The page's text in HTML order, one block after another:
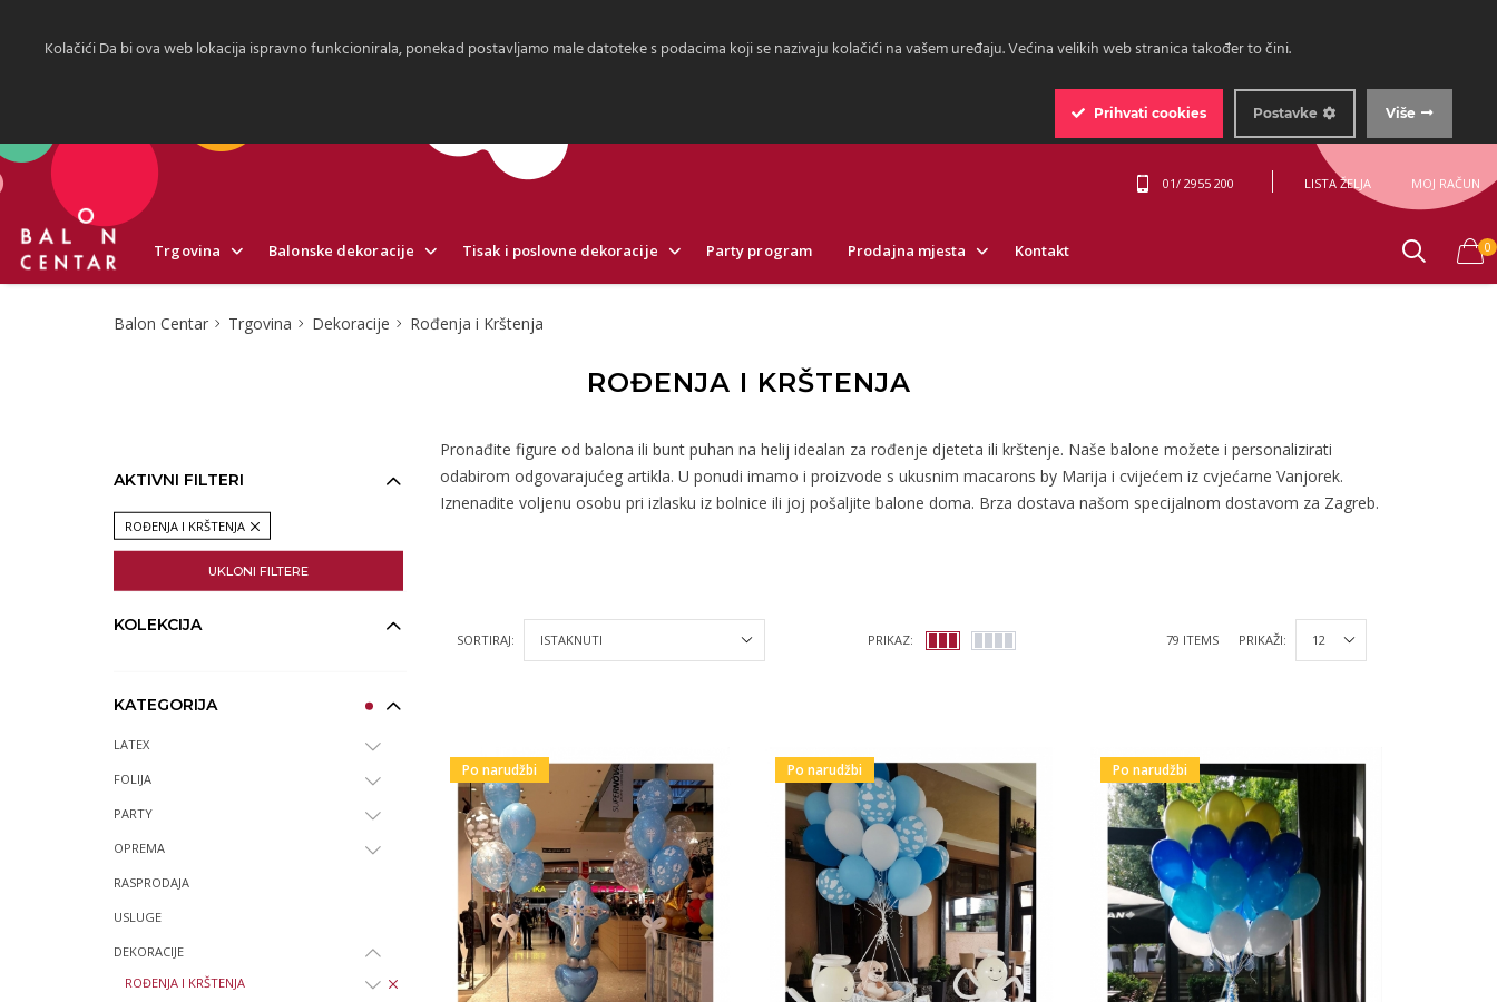
01/ 2955 200 LISTA ŽELJA MOJ RAČUN
Trgovina Balonske dekoracije Tisak i poslovne dekoracije Party program Prodajna mjesta Kontakt 0
Balon Centar Trgovina Dekoracije Rođenja i Krštenja
ROĐENJA I KRŠTENJA
AKTIVNI FILTERI
ROĐENJA I KRŠTENJA
UKLONI FILTERE
KOLEKCIJA
KATEGORIJA
LATEX
FOLIJA
PARTY
OPREMA
RASPRODAJA
USLUGE
DEKORACIJE
ROĐENJA I KRŠTENJA
Pronađite figure od balona ili bunt puhan na helij idealan za rođenje djeteta ili krštenje. Naše balone možete i personalizirati
odabirom odgovarajućeg artikla. U ponudi imamo i proizvode s ukusnim macarons by Marija i cvijećem iz cvjećarne Vanjorek.
Iznenadite voljenu osobu pri izlasku iz bolnice ili joj pošaljite balone doma. Brza dostava našom specijalnom dostavom za Zagreb.
SORTIRAJ: PRIKAZ: 79 ITEMS PRIKAŽI:
Po narudžbi Po narudžbi Po narudžbi
Kolačići Da bi ova web lokacija ispravno funkcionirala, ponekad postavljamo male datoteke s podacima koji se nazivaju kolačići na vašem uređaju. Većina velikih web stranica također to čini.
Prihvati cookies Više
Postavke